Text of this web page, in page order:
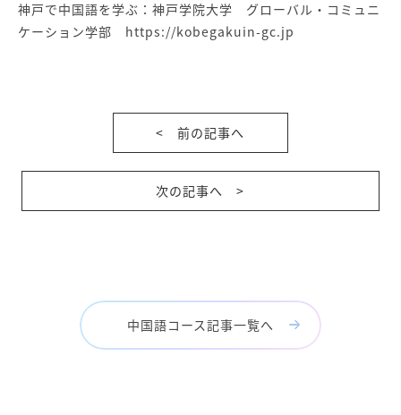
神戸で中国語を学ぶ：神戸学院大学 グローバル・コミュニ
ケーション学部 https://kobegakuin-gc.jp
< 前の記事へ
次の記事へ >
中国語コース記事一覧へ